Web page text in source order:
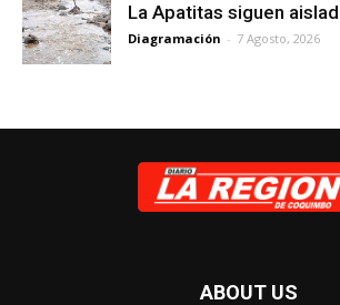
La Apatitas siguen
Diagramación - 7 Agosto, 2026
ABOUT US